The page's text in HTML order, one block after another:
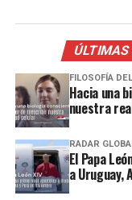
FILOSOFÍA
Hacia una
nuestra
RADAR
El Papa
a Uruguay,